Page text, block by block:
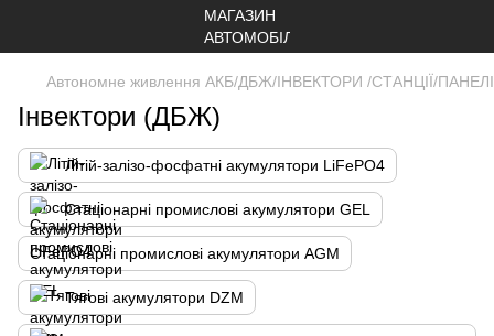
Автономне живлення АКБ/ДБЖ/ІНВЕКТОРИ /СТАНЦІЇ/
Інвектори (ДБЖ)
Літій-залізо-фосфатні акумулятори LiFePO4
Стаціонарні промислові акумулятори GEL
Стаціонарні промислові акумулятори AGM
Тягові акумулятори DZM